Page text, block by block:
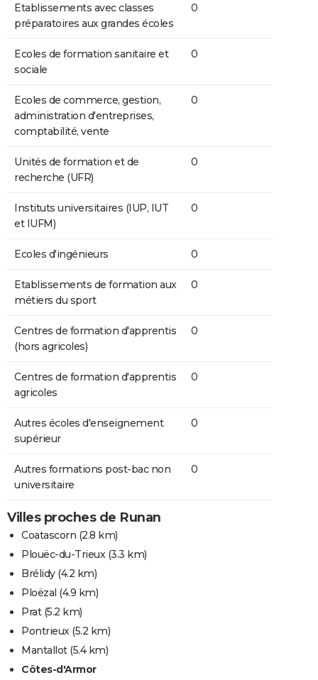
Etablissements avec classes
préparatoires aux grandes écoles
0
Ecoles de formation sanitaire et
sociale
0
Ecoles de commerce, gestion,
administration d'entreprises,
comptabilité, vente
0
Unités de formation et de
recherche (UFR)
0
Instituts universitaires (IUP, IUT
et IUFM)
0
Ecoles d'ingénieurs 0
Etablissements de formation aux
métiers du sport
0
Centres de formation d'apprentis
(hors agricoles)
0
Centres de formation d'apprentis
agricoles
0
Autres écoles d'enseignement
supérieur
0
Autres formations post-bac non
universitaire
0
Villes proches de Runan
Coatascorn (2.8 km)
Plouëc-du-Trieux(3.3 km)
Brélidy(4.2 km)
Ploëzal (4.9 km)
Prat(5.2 km)
Pontrieux(5.2 km)
Mantallot(5.4 km)
Côtes-d'Armor